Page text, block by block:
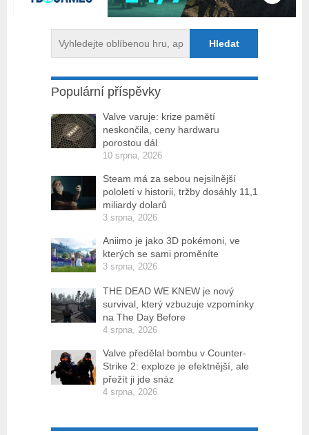
Populární příspěvky
Valve varuje: krize pamětí
neskončila, ceny hardwaru
porostou dál
10 srpna, 2026
Steam má za sebou nejsilnější
pololetí v historii, tržby dosáhly 11,1
miliardy dolarů
3 srpna, 2026
Aniimo je jako 3D pokémoni, ve
kterých se sami proměníte
3 srpna, 2026
THE DEAD WE KNEW je nový
survival, který vzbuzuje vzpomínky
na The Day Before
4 srpna, 2026
Valve předělal bombu v Counter-
Strike 2: exploze je efektnější, ale
přežít ji jde snáz
4 srpna, 2026